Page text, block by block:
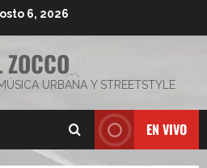
6, 2026
ZOCCO
URBANA Y STREETSTYLE
EN VIVO